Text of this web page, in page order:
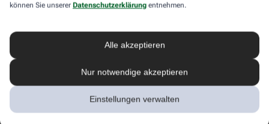
können Sie unserer Datenschutzerklärung entnehmen.
Alle akzeptieren
Nur notwendige akzeptieren
Einstellungen verwalten